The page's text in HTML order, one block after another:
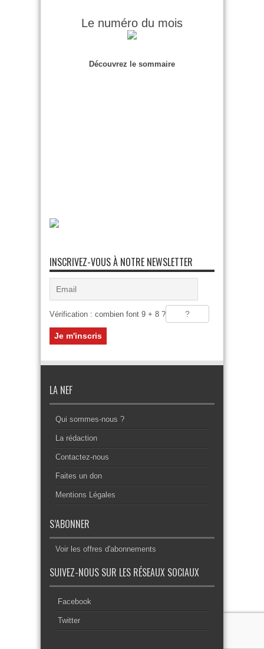
Le numéro du mois
Découvrez le sommaire
INSCRIVEZ-VOUS À NOTRE NEWSLETTER
Vérification : combien font 9 + 8 ?
LA NEF
Qui sommes-nous ?
La rédaction
Contactez-nous
Faites un don
Mentions Légales
S’ABONNER
Voir les offres d'abonnements
SUIVEZ-NOUS SUR LES RÉSEAUX SOCIAUX
Facebook
Twitter